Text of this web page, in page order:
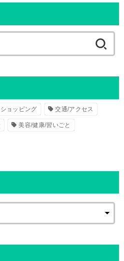
索
ショッピング 交通/アクセス
美容/健康/習いごと